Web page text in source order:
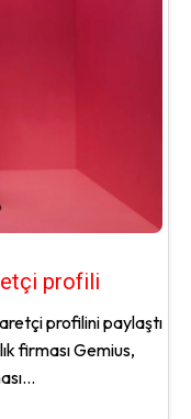
profili
profilini paylaştı
firması Gemius,